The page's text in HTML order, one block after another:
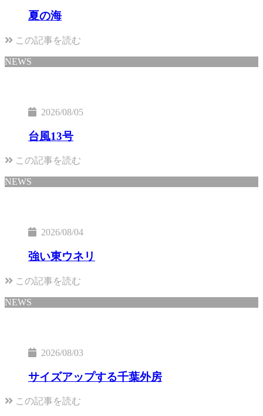
夏の海
この記事を読む
NEWS
2026/08/05
台風13号
この記事を読む
NEWS
2026/08/04
強い東ウネリ
この記事を読む
NEWS
2026/08/03
サイズアップする千葉外房
この記事を読む